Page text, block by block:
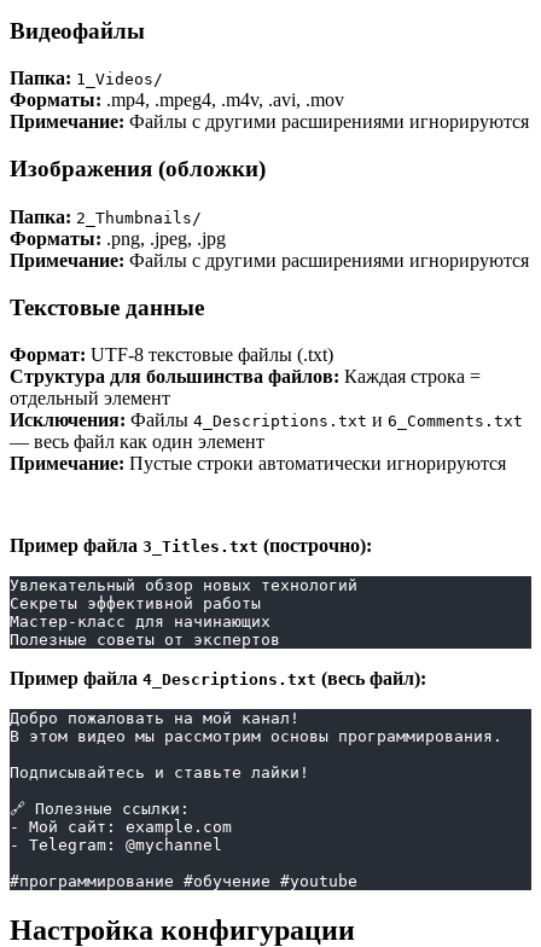
Видеофайлы
Папка: 1_Videos/
Форматы: .mp4, .mpeg4, .m4v, .avi, .mov
Примечание: Файлы с другими расширениями игнорируются
Изображения (обложки)
Папка: 2_Thumbnails/
Форматы: .png, .jpeg, .jpg
Примечание: Файлы с другими расширениями игнорируются
Текстовые данные
Формат: UTF-8 текстовые файлы (.txt)
Структура для большинства файлов: Каждая строка =
отдельный элемент
Исключения: Файлы 4_Descriptions.txt и 6_Comments.txt
— весь файл как один элемент
Примечание: Пустые строки автоматически игнорируются
Пример файла 3_Titles.txt (построчно):
Увлекательный обзор новых технологий
Секреты эффективной работы
Мастер-класс для начинающих
Полезные советы от экспертов
Пример файла 4_Descriptions.txt (весь файл):
Добро пожаловать на мой канал!
В этом видео мы рассмотрим основы программирования.
Подписывайтесь и ставьте лайки!
🔗 Полезные ссылки:
- Мой сайт: example.com
- Telegram: @mychannel
#программирование #обучение #youtube
Настройка конфигурации